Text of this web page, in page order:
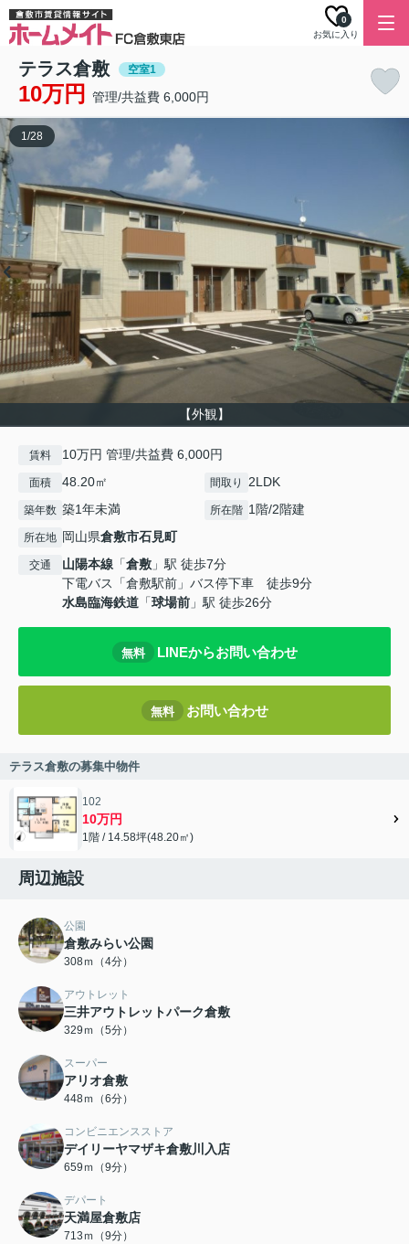
お気に入り
0
テラス倉敷 空室1
10万円 管理/共益費 6,000円
【外観】
1/28
賃料 10万円 管理/共益費 6,000円
面積 48.20㎡ 間取り 2LDK
築年数 築1年未満 所在階 1階/2階建
所在地 岡山県倉敷市石見町
交通 山陽本線 「倉敷 」駅 徒歩7分
下電バス「倉敷駅前」バス停下車 徒歩9分
水島臨海鉄道 「球場前 」駅 徒歩26分
無料 LINEからお問い合わせ
無料 お問い合わせ
テラス倉敷の募集中物件
102
10万円
1階 / 14.58坪(48.20㎡)
周辺施設
公園
倉敷みらい公園
308ｍ（4分）
アウトレット
三井アウトレットパーク倉敷
329ｍ（5分）
スーパー
アリオ倉敷
448ｍ（6分）
コンビニエンスストア
デイリーヤマザキ倉敷川入店
659ｍ（9分）
デパート
天満屋倉敷店
713ｍ（9分）